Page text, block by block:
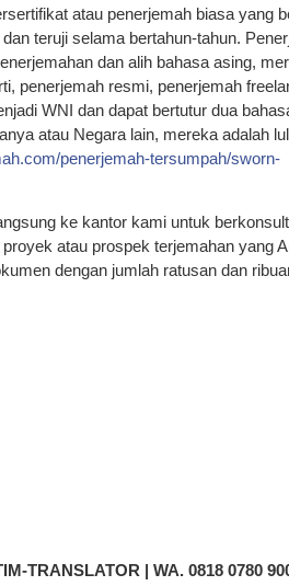
atau penerjemah biasa yang
teruji selama bertahun-tahun.
dan alih bahasa asing,
penerjemah resmi, penerjemah
WNI dan dapat bertutur dua
atau Negara lain, mereka adalah
penerjemah-tersumpah/sworn-
ke kantor kami untuk
atau prospek terjemahan yang
dengan jumlah ratusan dan
TRANSLATOR | WA. 0818 0780